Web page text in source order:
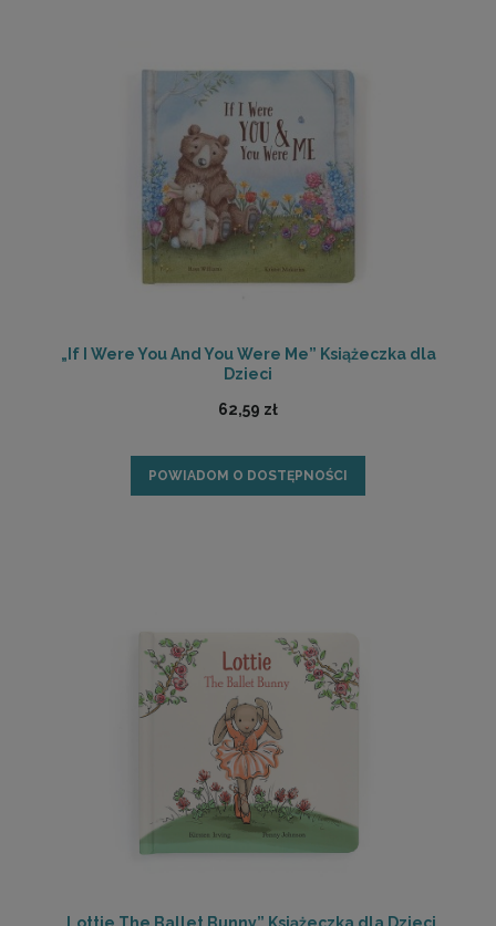
„If I Were You And You Were Me” Książeczka dla
Dzieci
62,59 zł
POWIADOM O DOSTĘPNOŚCI
„Lottie The Ballet Bunny” Książeczka dla Dzieci